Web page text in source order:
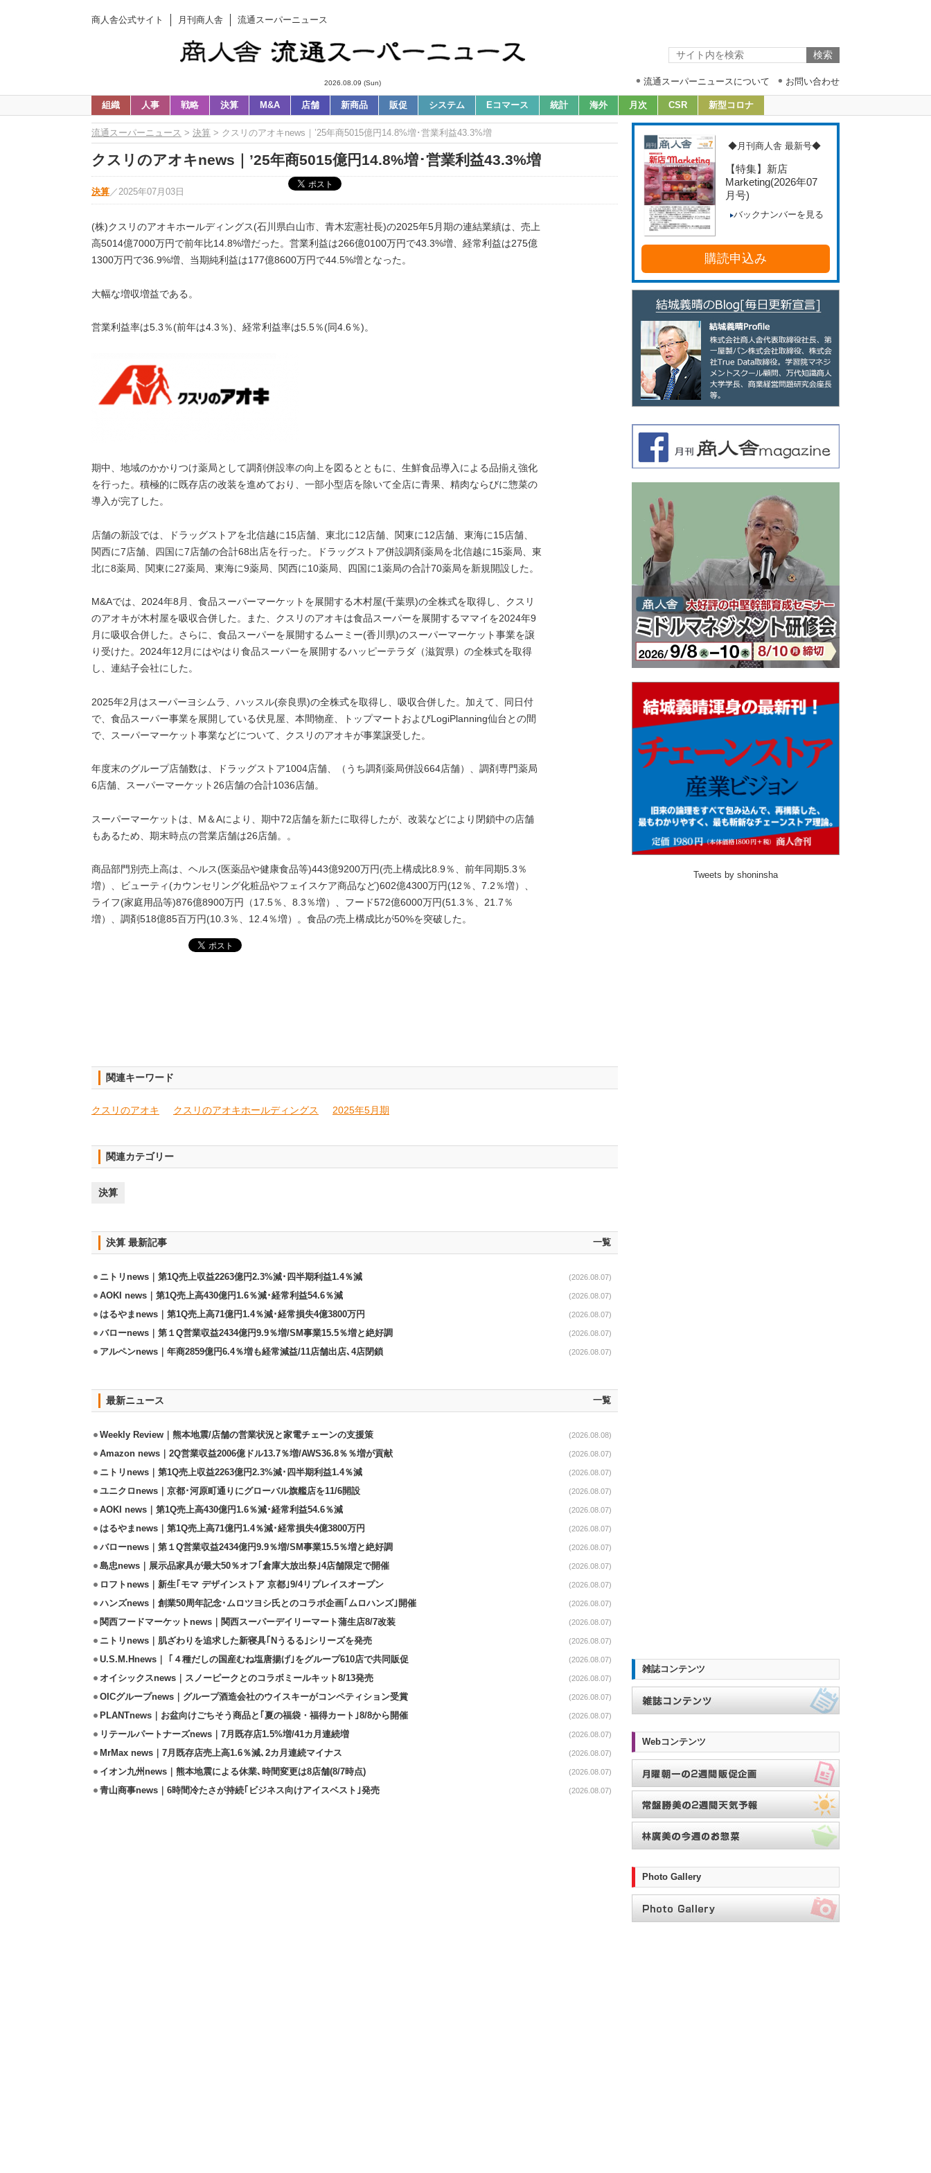
商人舎公式サイト 月刊商人舎 流通スーパーニュース
2026.08.09 (Sun) 流通スーパーニュースについて お問い合わせ
組織 人事 戦略 決算 M&A 店舗 新商品 販促 システム Eコマース 統計 海外 月次 CSR 新型コロナ
流通スーパーニュース > 決算 > クスリのアオキnews｜’25年商5015億円14.8%増･営業利益43.3%増
クスリのアオキnews｜’25年商5015億円14.8%増･営業利益43.3%増
決算 ／ 2025年07月03日
(株)クスリのアオキホールディングス(石川県白山市、青木宏憲社長)の2025年5月期の連結業績は、売上
高5014億7000万円で前年比14.8%増だった。営業利益は266億0100万円で43.3%増、経常利益は275億
1300万円で36.9%増、当期純利益は177億8600万円で44.5%増となった。
大幅な増収増益である。
営業利益率は5.3％(前年は4.3％)、経常利益率は5.5％(同4.6％)。
期中、地域のかかりつけ薬局として調剤併設率の向上を図るとともに、生鮮食品導入による品揃え強化
を行った。積極的に既存店の改装を進めており、一部小型店を除いて全店に青果、精肉ならびに惣菜の
導入が完了した。
店舗の新設では、ドラッグストアを北信越に15店舗、東北に12店舗、関東に12店舗、東海に15店舗、
関西に7店舗、四国に7店舗の合計68出店を行った。ドラッグストア併設調剤薬局を北信越に15薬局、東
北に8薬局、関東に27薬局、東海に9薬局、関西に10薬局、四国に1薬局の合計70薬局を新規開設した。
M&Aでは、2024年8月、食品スーパーマーケットを展開する木村屋(千葉県)の全株式を取得し、クスリ
のアオキが木村屋を吸収合併した。また、クスリのアオキは食品スーパーを展開するママイを2024年9
月に吸収合併した。さらに、食品スーパーを展開するムーミー(香川県)のスーパーマーケット事業を譲
り受けた。2024年12月にはやはり食品スーパーを展開するハッピーテラダ（滋賀県）の全株式を取得
し、連結子会社にした。
2025年2月はスーパーヨシムラ、ハッスル(奈良県)の全株式を取得し、吸収合併した。加えて、同日付
で、食品スーパー事業を展開している伏見屋、本間物産、トップマートおよびLogiPlanning仙台との間
で、スーパーマーケット事業などについて、クスリのアオキが事業譲受した。
年度末のグループ店舗数は、ドラッグストア1004店舗、（うち調剤薬局併設664店舗）、調剤専門薬局
6店舗、スーパーマーケット26店舗の合計1036店舗。
スーパーマーケットは、M＆Aにより、期中72店舗を新たに取得したが、改装などにより閉鎖中の店舗
もあるため、期末時点の営業店舗は26店舗。。
商品部門別売上高は、ヘルス(医薬品や健康食品等)443億9200万円(売上構成比8.9％、前年同期5.3％
増）、ビューティ(カウンセリング化粧品やフェイスケア商品など)602億4300万円(12％、7.2％増）、
ライフ(家庭用品等)876億8900万円（17.5％、8.3％増）、フード572億6000万円(51.3％、21.7％
増）、調剤518億85百万円(10.3％、12.4％増）。食品の売上構成比が50%を突破した。
関連キーワード
クスリのアオキ クスリのアオキホールディングス 2025年5月期
関連カテゴリー
決算
決算 最新記事 一覧
ニトリnews｜第1Q売上収益2263億円2.3%減･四半期利益1.4％減 (2026.08.07)
AOKI news｜第1Q売上高430億円1.6％減･経常利益54.6％減 (2026.08.07)
はるやまnews｜第1Q売上高71億円1.4％減･経常損失4億3800万円 (2026.08.07)
バローnews｜第１Q営業収益2434億円9.9％増/SM事業15.5％増と絶好調 (2026.08.07)
アルペンnews｜年商2859億円6.4％増も経常減益/11店舗出店､4店閉鎖 (2026.08.07)
最新ニュース 一覧
Weekly Review｜熊本地震/店舗の営業状況と家電チェーンの支援策 (2026.08.08)
Amazon news｜2Q営業収益2006億ドル13.7％増/AWS36.8％％増が貢献 (2026.08.07)
ニトリnews｜第1Q売上収益2263億円2.3%減･四半期利益1.4％減 (2026.08.07)
ユニクロnews｜京都･河原町通りにグローバル旗艦店を11/6開設 (2026.08.07)
AOKI news｜第1Q売上高430億円1.6％減･経常利益54.6％減 (2026.08.07)
はるやまnews｜第1Q売上高71億円1.4％減･経常損失4億3800万円 (2026.08.07)
バローnews｜第１Q営業収益2434億円9.9％増/SM事業15.5％増と絶好調 (2026.08.07)
島忠news｜展示品家具が最大50％オフ｢倉庫大放出祭｣4店舗限定で開催 (2026.08.07)
ロフトnews｜新生｢モマ デザインストア 京都｣9/4リプレイスオープン (2026.08.07)
ハンズnews｜創業50周年記念･ムロツヨシ氏とのコラボ企画｢ムロハンズ｣開催 (2026.08.07)
関西フードマーケットnews｜関西スーパーデイリーマート蒲生店8/7改装 (2026.08.07)
ニトリnews｜肌ざわりを追求した新寝具｢Nうるる｣シリーズを発売 (2026.08.07)
U.S.M.Hnews｜ ｢４種だしの国産むね塩唐揚げ｣をグループ610店で共同販促 (2026.08.07)
オイシックスnews｜スノーピークとのコラボミールキット8/13発売 (2026.08.07)
OICグループnews｜グループ酒造会社のウイスキーがコンペティション受賞 (2026.08.07)
PLANTnews｜お盆向けごちそう商品と｢夏の福袋・福得カート｣8/8から開催 (2026.08.07)
リテールパートナーズnews｜7月既存店1.5%増/41カ月連続増 (2026.08.07)
MrMax news｜7月既存店売上高1.6％減､2カ月連続マイナス (2026.08.07)
イオン九州news｜熊本地震による休業､時間変更は8店舗(8/7時点) (2026.08.07)
青山商事news｜6時間冷たさが持続｢ビジネス向けアイスベスト｣発売 (2026.08.07)
◆月刊商人舎 最新号◆
【特集】新店
Marketing(2026年07
月号)
バックナンバーを見る
購読申込み
Tweets by shoninsha
雑誌コンテンツ
Webコンテンツ
Photo Gallery